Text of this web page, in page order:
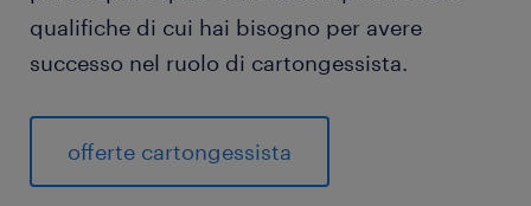
qualifiche di cui hai bisogno per avere
successo nel ruolo di cartongessista.
offerte cartongessista